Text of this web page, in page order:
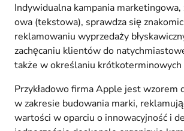
Indywidualna kampania marketingowa,
owa (tekstowa), sprawdza się
reklamowaniu wyprzedaży
zachęcaniu klientów do
także w określaniu
Przykładowo firma Apple jest wzorem
w zakresie budowania marki,
wartości w oparciu o innowacyjność i